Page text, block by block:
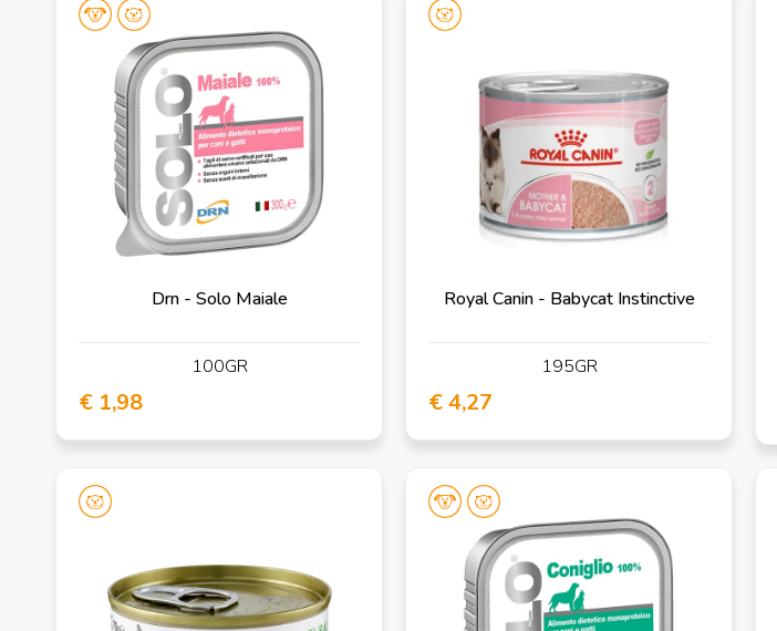
Drn - Solo Maiale
100GR
€ 1,98
Royal Canin - Babycat Instinctive
195GR
€ 4,27